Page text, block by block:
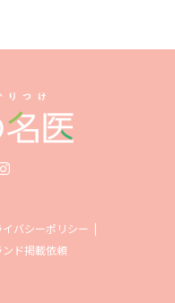
イバシーポリシー
ンド掲載依頼